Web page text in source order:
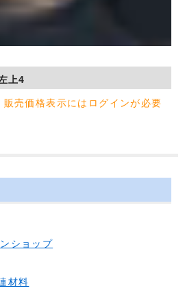
上4
販売価格表示にはログインが必要
ショップ
材料